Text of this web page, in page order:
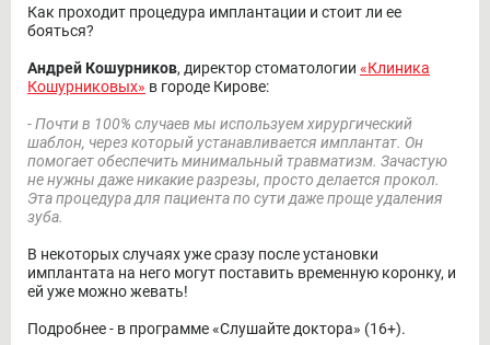
Как проходит процедура имплантации и стоит ли ее
бояться?
Андрей Кошурников, директор стоматологии «Клиника
Кошурниковых» в городе Кирове:
- Почти в 100% случаев мы используем хирургический
шаблон, через который устанавливается имплантат. Он
помогает обеспечить минимальный травматизм. Зачастую
не нужны даже никакие разрезы, просто делается прокол.
Эта процедура для пациента по сути даже проще удаления
зуба.
В некоторых случаях уже сразу после установки
имплантата на него могут поставить временную коронку, и
ей уже можно жевать!
Подробнее - в программе «Слушайте доктора» (16+).